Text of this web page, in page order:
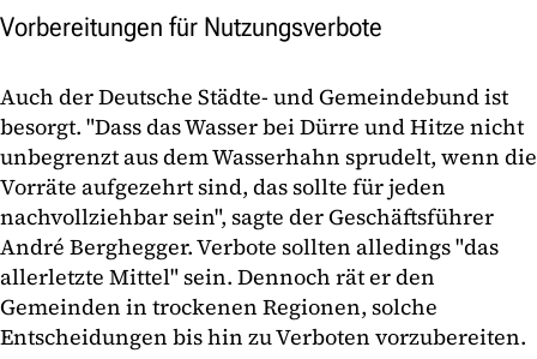
Vorbereitungen für Nutzungsverbote
Auch der Deutsche Städte- und Gemeindebund ist
besorgt. "Dass das Wasser bei Dürre und Hitze nicht
unbegrenzt aus dem Wasserhahn sprudelt, wenn die
Vorräte aufgezehrt sind, das sollte für jeden
nachvollziehbar sein", sagte der Geschäftsführer
André Berghegger. Verbote sollten alledings "das
allerletzte Mittel" sein. Dennoch rät er den
Gemeinden in trockenen Regionen, solche
Entscheidungen bis hin zu Verboten vorzubereiten.